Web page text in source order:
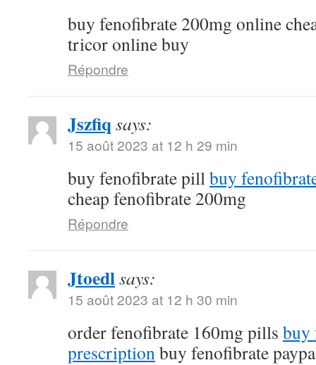
buy fenofibrate 200mg online
tricor online buy
Répondre
Jszfiq says:
15 août 2023 at 12 h 29 min
buy fenofibrate pillbuy
cheap fenofibrate 200mg
Répondre
Jtoedlsays:
15 août 2023 at 12 h 30 min
order fenofibrate 160mg pills buy
prescriptionbuy fenofibrate